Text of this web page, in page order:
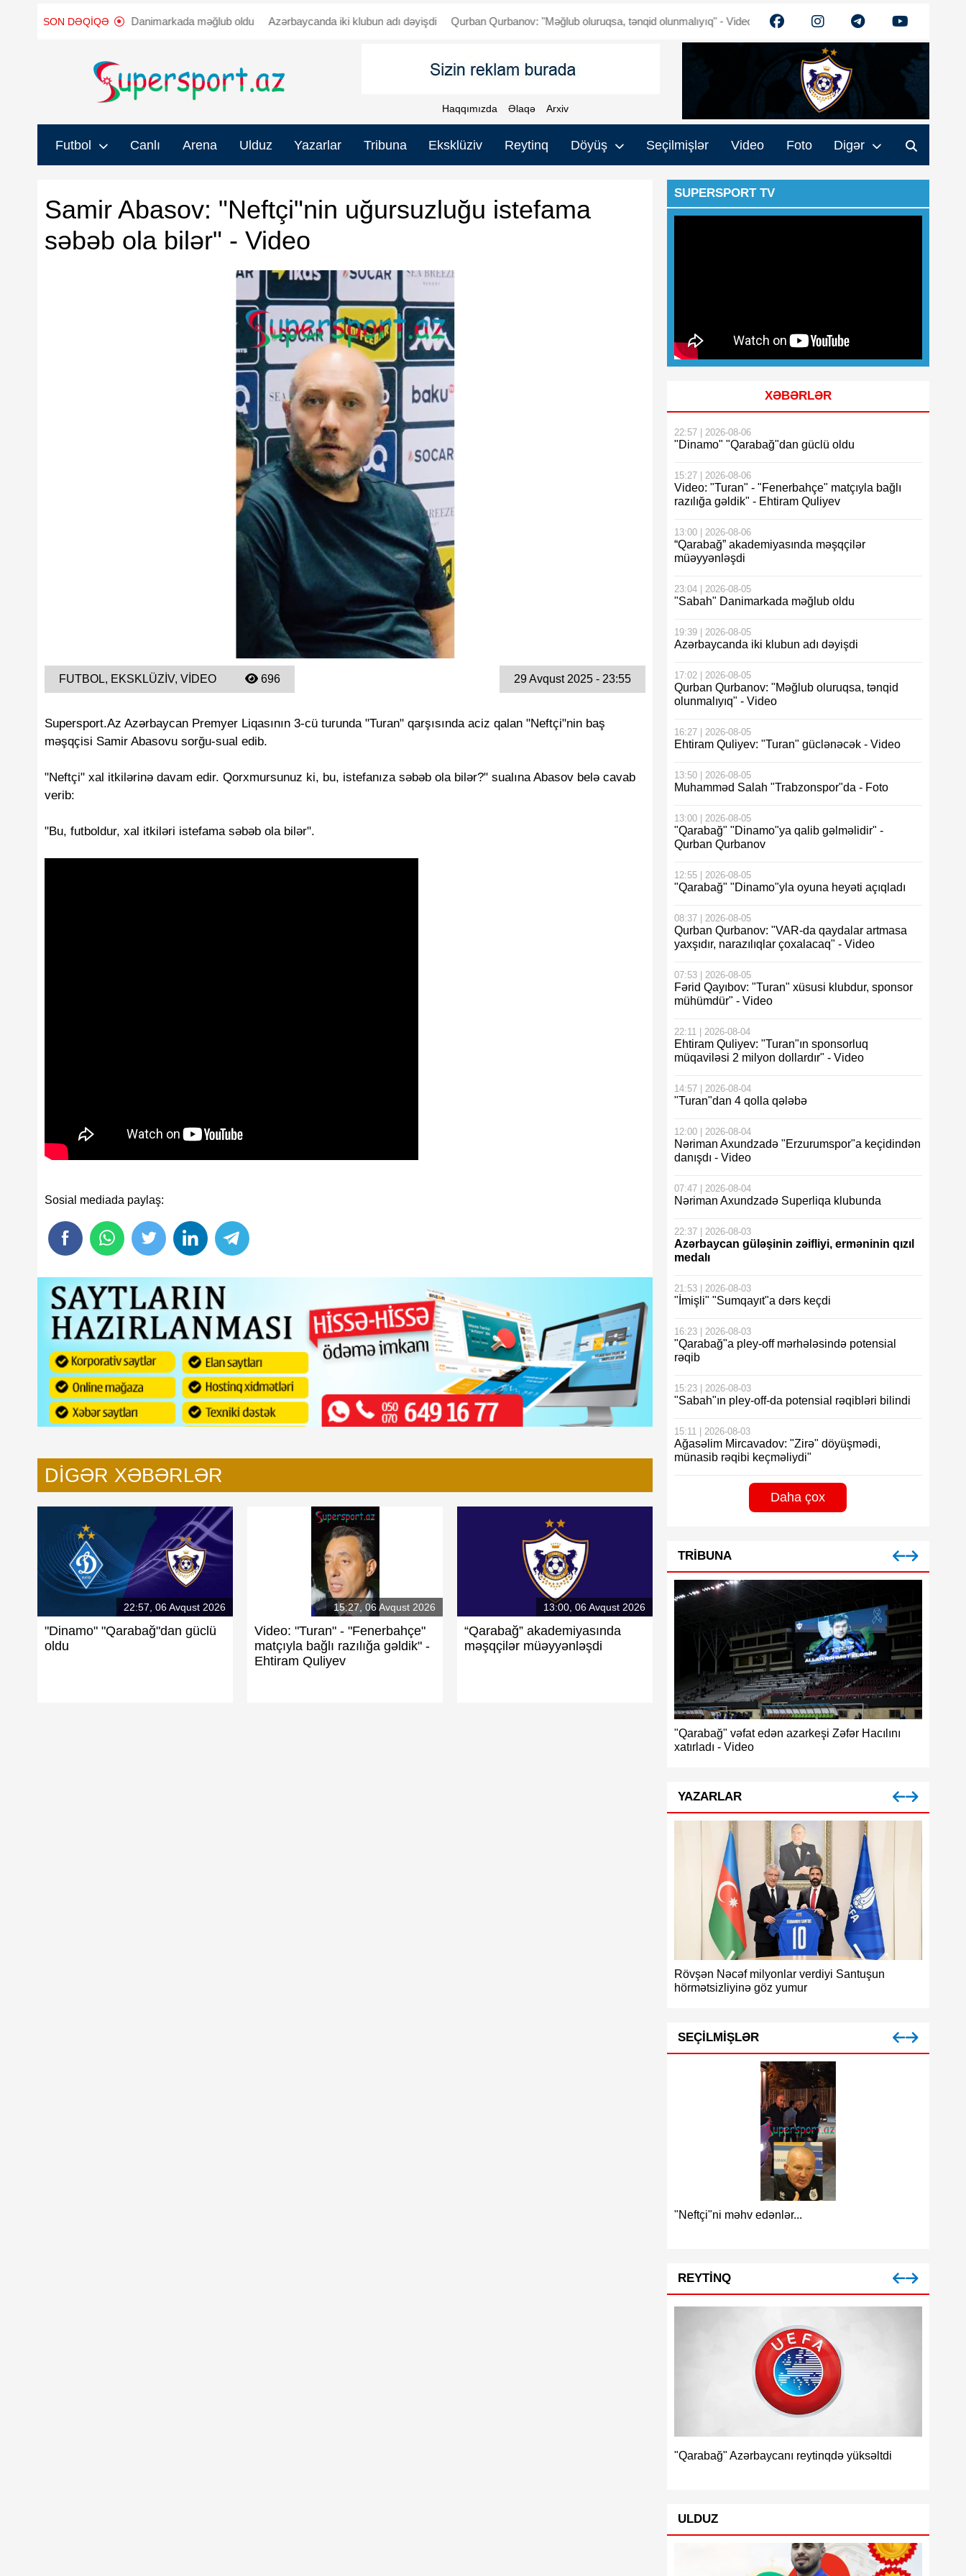
SON DƏQIQƏ
"Sabah" Danimarkada məğlub oldu Azərbaycanda iki klubun adı dəyişdi Qurban Qurbanov: "Məğlub oluruqsa, tənqid olunmalıyıq" - Video Ehtiram Quliyev: "Turan" güclənəcək - Video
Haqqımızda Əlaqə Arxiv
Futbol Canlı Arena Ulduz Yazarlar Tribuna Eksklüziv Reytinq Döyüş Seçilmişlər Video Foto Digər
Samir Abasov: "Neftçi"nin uğursuzluğu istefama
səbəb ola bilər" - Video
FUTBOL, EKSKLÜZIV, VIDEO 696 29 Avqust 2025 - 23:55
Supersport.Az Azərbaycan Premyer Liqasının 3-cü turunda "Turan" qarşısında aciz qalan "Neftçi"nin baş
məşqçisi Samir Abasovu sorğu-sual edib.
"Neftçi" xal itkilərinə davam edir. Qorxmursunuz ki, bu, istefanıza səbəb ola bilər?" sualına Abasov belə cavab
verib:
"Bu, futboldur, xal itkiləri istefama səbəb ola bilər".
Sosial mediada paylaş:
DIGƏR XƏBƏRLƏR
22:57, 06 Avqust 2026
"Dinamo" "Qarabağ"dan güclü
oldu
15:27, 06 Avqust 2026
Video: "Turan" - "Fenerbahçe"
matçıyla bağlı razılığa gəldik" -
Ehtiram Quliyev
13:00, 06 Avqust 2026
“Qarabağ” akademiyasında
məşqçilər müəyyənləşdi
SUPERSPORT TV
XƏBƏRLƏR
22:57 | 2026-08-06
"Dinamo" "Qarabağ"dan güclü oldu
15:27 | 2026-08-06
Video: "Turan" - "Fenerbahçe" matçıyla bağlı
razılığa gəldik" - Ehtiram Quliyev
13:00 | 2026-08-06
“Qarabağ” akademiyasında məşqçilər
müəyyənləşdi
23:04 | 2026-08-05
"Sabah" Danimarkada məğlub oldu
19:39 | 2026-08-05
Azərbaycanda iki klubun adı dəyişdi
17:02 | 2026-08-05
Qurban Qurbanov: "Məğlub oluruqsa, tənqid
olunmalıyıq" - Video
16:27 | 2026-08-05
Ehtiram Quliyev: "Turan" güclənəcək - Video
13:50 | 2026-08-05
Muhamməd Salah "Trabzonspor"da - Foto
13:00 | 2026-08-05
"Qarabağ" "Dinamo"ya qalib gəlməlidir" -
Qurban Qurbanov
12:55 | 2026-08-05
"Qarabağ" "Dinamo"yla oyuna heyəti açıqladı
08:37 | 2026-08-05
Qurban Qurbanov: "VAR-da qaydalar artmasa
yaxşıdır, narazılıqlar çoxalacaq" - Video
07:53 | 2026-08-05
Fərid Qayıbov: "Turan" xüsusi klubdur, sponsor
mühümdür" - Video
22:11 | 2026-08-04
Ehtiram Quliyev: "Turan"ın sponsorluq
müqaviləsi 2 milyon dollardır" - Video
14:57 | 2026-08-04
"Turan"dan 4 qolla qələbə
12:00 | 2026-08-04
Nəriman Axundzadə "Erzurumspor"a keçidindən
danışdı - Video
07:47 | 2026-08-04
Nəriman Axundzadə Superliqa klubunda
22:37 | 2026-08-03
Azərbaycan güləşinin zəifliyi, erməninin qızıl
medalı
21:53 | 2026-08-03
"İmişli" "Sumqayıt"a dərs keçdi
16:23 | 2026-08-03
"Qarabağ"a pley-off mərhələsində potensial
rəqib
15:23 | 2026-08-03
"Sabah"ın pley-off-da potensial rəqibləri bilindi
15:11 | 2026-08-03
Ağasəlim Mircavadov: "Zirə" döyüşmədi,
münasib rəqibi keçməliydi"
Daha çox
TRIBUNA
"Qarabağ" vəfat edən azarkeşi Zəfər Hacılını
xatırladı - Video
YAZARLAR
Rövşən Nəcəf milyonlar verdiyi Santuşun
hörmətsizliyinə göz yumur
SEÇILMIŞLƏR
"Neftçi"ni məhv edənlər...
REYTINQ
"Qarabağ" Azərbaycanı reytinqdə yüksəltdi
ULDUZ